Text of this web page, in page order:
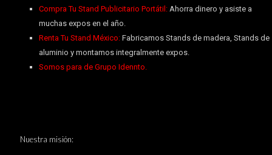
Compra Tu Stand Publicitario Portátil:Ahorra dinero y asiste a
muchas expos en el año.
Renta Tu Stand México:Fabricamos Stands de madera, Stands de
aluminio y montamos integralmente expos.
Somos para de Grupo Idennto.
Nuestra misión: